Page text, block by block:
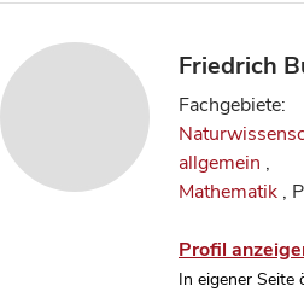
Friedrich
Fachgebiete:
allgemein ,
Mathematik ,
Profil
In eigener Seite